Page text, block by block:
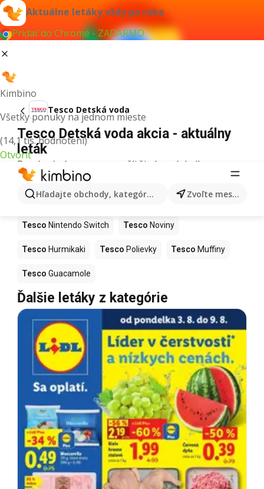
Aktuálne letáky vždy po ruke
Pridať do Chrome - ZADARMO
Kimbino
Všetky ponuky na jednom mieste
(14,1 tis. hodnotení)
Otvoriť
Hľadajte obchody, kategórie, produkty... Zvoľte mesto
Tesco Detská voda
Tesco Detská voda akcia - aktuálny
leták
Pre daný výraz sme nenašli žiadne výsledky.
Ďalšie produkty v obchodoch Tesco
Tesco Kapor Tesco Ashwagandha
Tesco Nintendo Switch Tesco Noviny
Tesco Hurmikaki Tesco Polievky Tesco Muffiny
Tesco Guacamole
Ďalšie letáky z kategórie